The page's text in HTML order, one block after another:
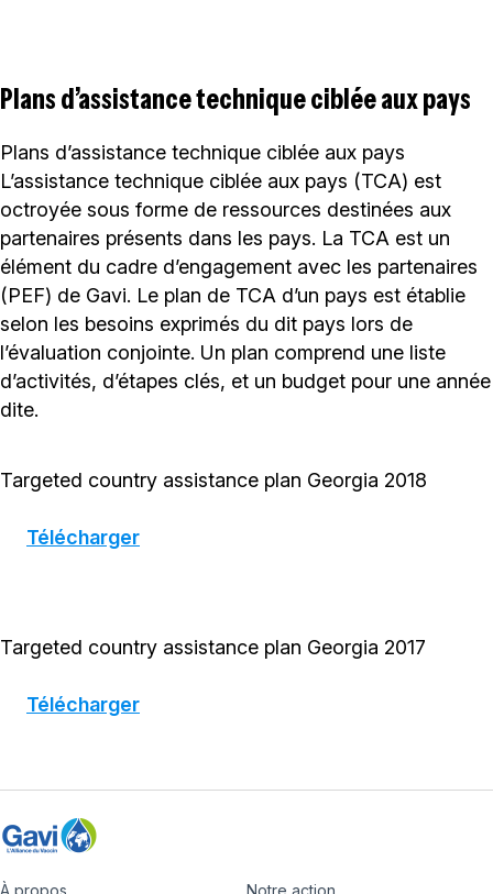
Plans d’assistance technique ciblée aux pays
Plans d’assistance technique ciblée aux pays
L’assistance technique ciblée aux pays (TCA) est
octroyée sous forme de ressources destinées aux
partenaires présents dans les pays. La TCA est un
élément du cadre d’engagement avec les partenaires
(PEF) de Gavi. Le plan de TCA d’un pays est établie
selon les besoins exprimés du dit pays lors de
l’évaluation conjointe. Un plan comprend une liste
d’activités, d’étapes clés, et un budget pour une année
dite.
Targeted country assistance plan Georgia 2018
Télécharger
Targeted country assistance plan Georgia 2017
Télécharger